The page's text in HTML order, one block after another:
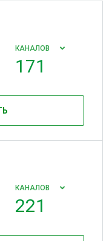
КАНАЛОВ
171
КАНАЛОВ
221